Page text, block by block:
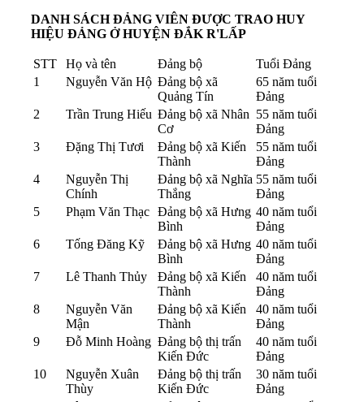
DANH SÁCH ĐẢNG VIÊN ĐƯỢC TRAO HUY
HIỆU ĐẢNG Ở HUYỆN ĐẮK R'LẤP
STT Họ và tên Đảng bộ
Tuổi Đảng
1
Nguyễn Văn Hộ Đảng bộ xã
Quảng Tín
65 năm tuổi
Đảng
2
Trần Trung Hiếu Đảng bộ xã Nhân
Cơ
55 năm tuổi
Đảng
3
Đặng Thị Tươi
Đảng bộ xã Kiến
Thành
55 năm tuổi
Đảng
4
Nguyễn Thị
Chính
Đảng bộ xã Nghĩa
Thắng
55 năm tuổi
Đảng
5
Phạm Văn Thạc Đảng bộ xã Hưng
Bình
40 năm tuổi
Đảng
6
Tống Đăng Kỹ
Đảng bộ xã Hưng
Bình
40 năm tuổi
Đảng
7
Lê Thanh Thủy
Đảng bộ xã Kiến
Thành
40 năm tuổi
Đảng
8
Nguyễn Văn
Mận
Đảng bộ xã Kiến
Thành
40 năm tuổi
Đảng
9
Đỗ Minh Hoàng Đảng bộ thị trấn
Kiến Đức
40 năm tuổi
Đảng
10
Nguyễn Xuân
Thùy
Đảng bộ thị trấn
Kiến Đức
30 năm tuổi
Đảng